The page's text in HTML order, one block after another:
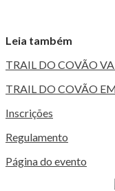
Leia também
TRAIL DO COVÃO
TRAIL DO COVÃO
Inscrições
Regulamento
Página do evento